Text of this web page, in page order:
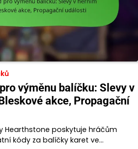
výměnu balíčku: Slevy v
akce, Propagační
Hearthstone poskytuje hráčům
kódy za balíčky karet ve…